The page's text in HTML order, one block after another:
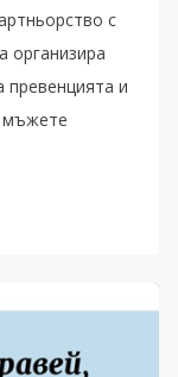
с
превенцията и
мъжете